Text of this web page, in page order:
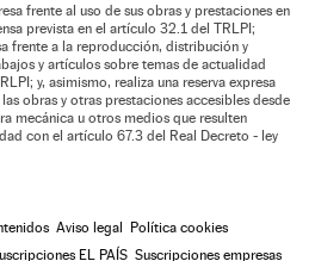
frente al uso de sus obras y prestaciones en
prevista en el artículo 32.1 del TRLPI;
frente a la reproducción, distribución y
y artículos sobre temas de actualidad
y, asimismo, realiza una reserva expresa
obras y otras prestaciones accesibles desde
mecánica u otros medios que resulten
con el artículo 67.3 del Real Decreto - ley
Aviso legal Política cookies
EL PAÍS Suscripciones empresas